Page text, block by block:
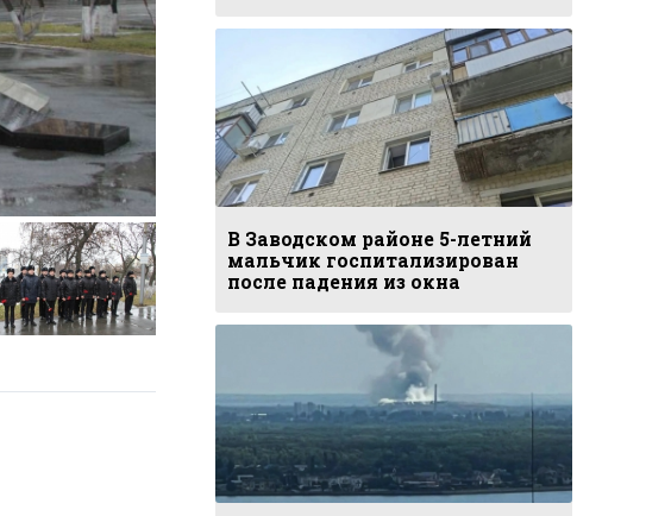
В Заводском районе 5-летний
мальчик госпитализирован
после падения из окна